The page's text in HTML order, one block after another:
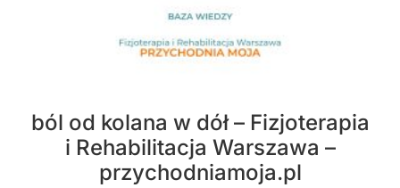
ból od kolana w dół – Fizjoterapia
i Rehabilitacja Warszawa –
przychodniamoja.pl